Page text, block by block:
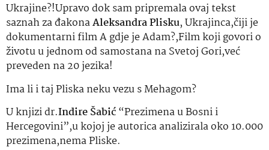
Ukrajine?!Upravo dok sam pripremala ovaj tekst
saznah za đakonaAleksandra Plisku, Ukrajinca,čiji je
dokumentarni film A gdje je Adam?,Film koji govori o
životu u jednom od samostana na Svetoj Gori,već
preveden na 20 jezika!
Ima li i taj Pliska neku vezu s Mehagom?
U knjizi dr.Indire Šabić“Prezimena u Bosni i
Hercegovini”,u kojoj je autorica analizirala oko 10.000
prezimena,nema Pliske.